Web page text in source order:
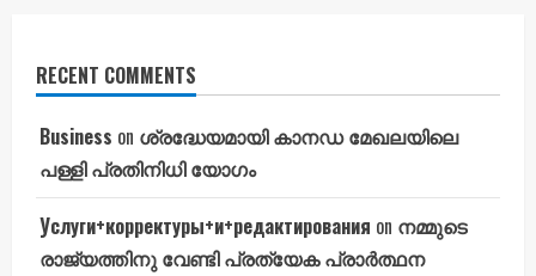
RECENT COMMENTS
Business on ശ്രദ്ധേയമായി കാനഡ മേഖലയിലെ
പള്ളി പ്രതിനിധി യോഗം
Услуги+корректуры+и+редактирования on നമ്മുടെ
രാജ്യത്തിനു വേണ്ടി പ്രത്യേക പ്രാർത്ഥന